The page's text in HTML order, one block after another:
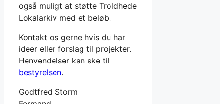
også muligt at støtte Troldhede
Lokalarkiv med et beløb.
Kontakt os gerne hvis du har
ideer eller forslag til projekter.
Henvendelser kan ske til
bestyrelsen.
Godtfred Storm